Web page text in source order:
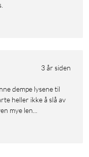
3 år siden
heller ikke å slå av
mye len...